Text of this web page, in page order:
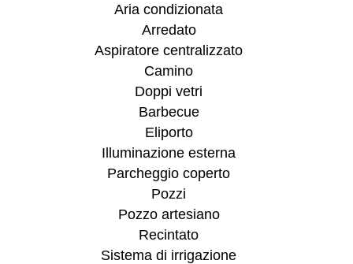
Aria condizionata
Arredato
Aspiratore centralizzato
Camino
Doppi vetri
Barbecue
Eliporto
Illuminazione esterna
Parcheggio coperto
Pozzi
Pozzo artesiano
Recintato
Sistema di irrigazione